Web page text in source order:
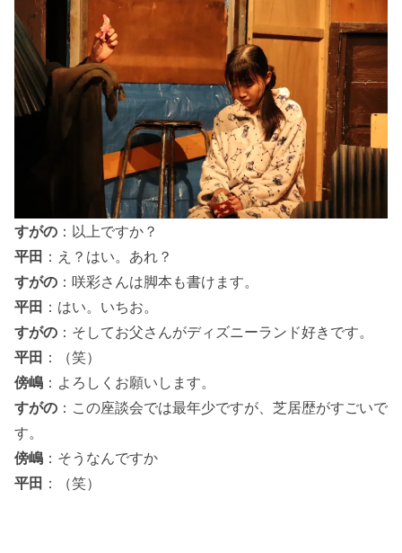
すがの ：以上ですか？
平田 ：え？はい。あれ？
すがの ：咲彩さんは脚本も書けます。
平田 ：はい。いちお。
すがの ：そしてお父さんがディズニーランド好きです。
平田 ：（笑）
傍嶋 ：よろしくお願いします。
すがの ：この座談会では最年少ですが、芝居歴がすごいで
す。
傍嶋 ：そうなんですか
平田 ：（笑）